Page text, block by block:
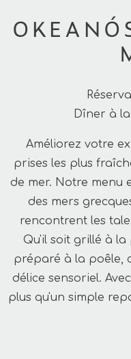
Dîner à la
Améliorez votre
prises les plus
de mer. Notre menu
des mers
rencontrent les
Qu'il soit grillé à
préparé à la poêle,
délice sensoriel.
plus qu'un simple